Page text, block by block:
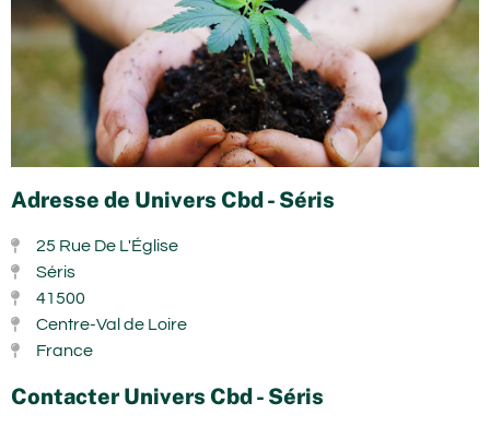
Adresse de Univers Cbd - Séris
25 Rue De L'Église
Séris
41500
Centre-Val de Loire
France
Contacter Univers Cbd - Séris